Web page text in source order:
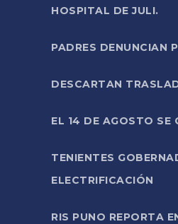
HOSPITAL DE JULI.
PADRES DENUNCIAN
DESCARTAN
EL 14 DE AGOSTO SE
TENIENTES
ELECTRIFICACIÓN
RIS PUNO REPORTA